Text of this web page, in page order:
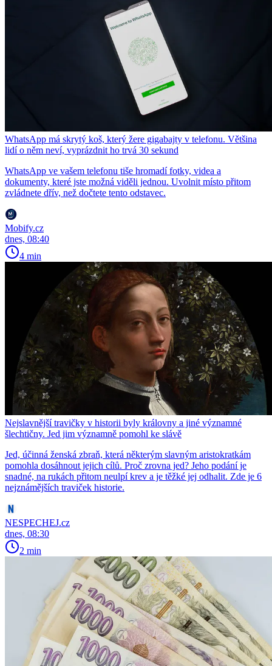
WhatsApp má skrytý koš, který žere gigabajty v telefonu. Většina
lidí o něm neví, vyprázdnit ho trvá 30 sekund
WhatsApp ve vašem telefonu tiše hromadí fotky, videa a
dokumenty, které jste možná viděli jednou. Uvolnit místo přitom
zvládnete dřív, než dočtete tento odstavec.
Mobify.cz
dnes, 08:40
4 min
Nejslavnější travičky v historii byly královny a jiné významné
šlechtičny. Jed jim významně pomohl ke slávě
Jed, účinná ženská zbraň, která některým slavným aristokratkám
pomohla dosáhnout jejich cílů. Proč zrovna jed? Jeho podání je
snadné, na rukách přitom neulpí krev a je těžké jej odhalit. Zde je 6
nejznámějších traviček historie.
NESPECHEJ.cz
dnes, 08:30
2 min